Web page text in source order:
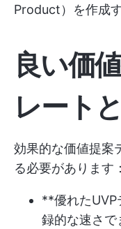
Product）を作成す
良い価
レート
効果的な価値提案
る必要があります：
**優れたUVP
録的な速さで